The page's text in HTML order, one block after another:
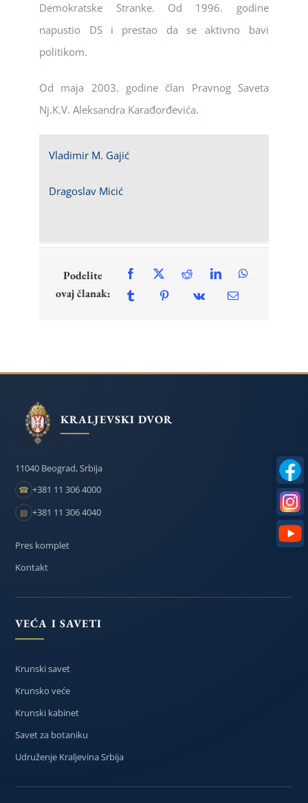
Demokratske Stranke. Od 1996. godine
napustio DS i prestao da se aktivno bavi
politikom.
Od maja 2003. godine član Pravnog Saveta
Nj.K.V. Aleksandra Karađorđevića.
Vladimir M. Gajić
Dragoslav Micić
Podelite
ovaj članak:
KRALJEVSKI DVOR
11040 Beograd, Srbija
☎ +381 11 306 4000
▤ +381 11 306 4040
Pres komplet
Kontakt
VEĆA I SAVETI
Krunski savet
Krunsko veće
Krunski kabinet
Savet za botaniku
Udruženje Kraljevina Srbija